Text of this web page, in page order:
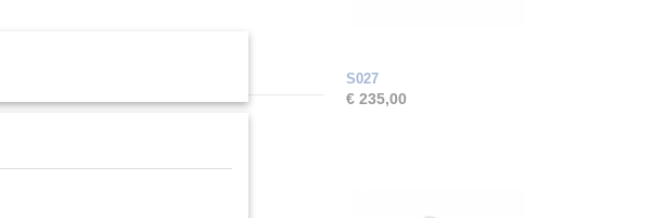
S027
€ 235,00